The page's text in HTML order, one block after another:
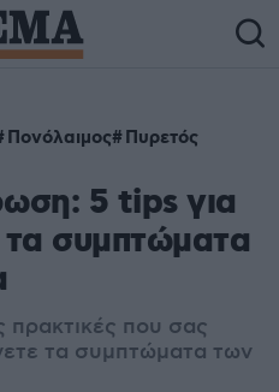
Πονόλαιμος Πυρετός
5 tips για
τα συμπτώματα
πρακτικές που σας
τα συμπτώματα των